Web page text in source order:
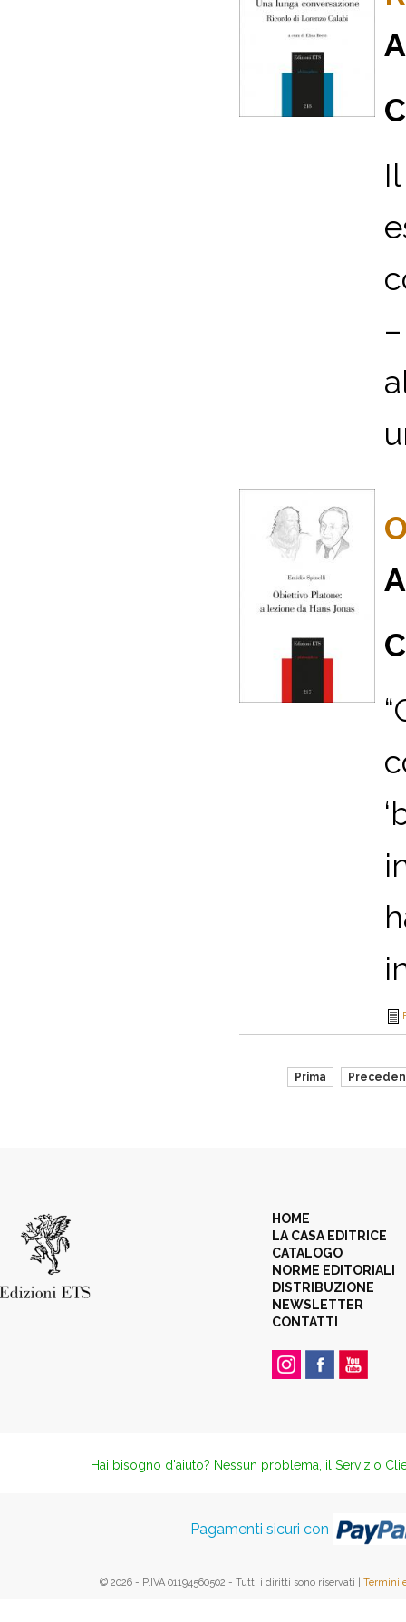
Prima
HOME
LA CASA EDITRICE
CATALOGO
NORME EDITORIALI
DISTRIBUZIONE
NEWSLETTER
CONTATTI
Hai bisogno d'aiuto? Nessun problema, il Servizio
Pagamenti sicuri con
© 2026 - P.IVA 01194560502 - Tutti i diritti sono riservati | Termini